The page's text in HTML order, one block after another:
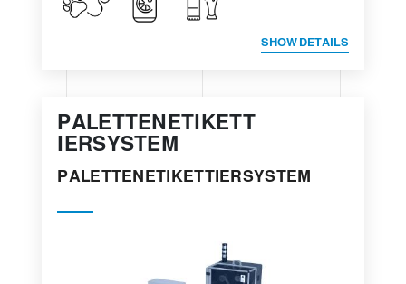
SHOW DETAILS
PALETTENETIKETT
IERSYSTEM
PALETTENETIKETTIERSYSTEM